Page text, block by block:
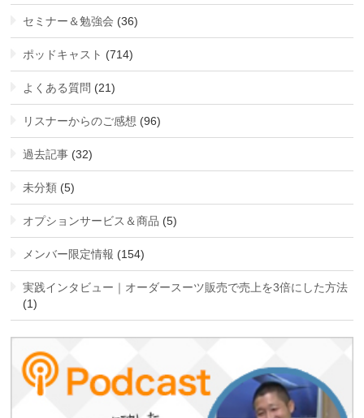
セミナー＆勉強会 (36)
ポッドキャスト (714)
よくある質問 (21)
リスナーからのご感想 (96)
過去記事 (32)
未分類 (5)
オプションサービス＆商品 (5)
メンバー限定情報 (154)
実践インタビュー｜オーダースーツ販売で売上を3倍にした方法
(1)